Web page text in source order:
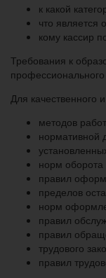
к какой
что является
кому кассир
Требования к
Для качественного
методов
нормативной
норм
правил
пределов
норм
правил
правил
трудового
правил